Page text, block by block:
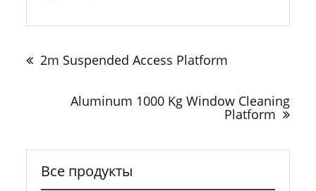
записям
2m Suspended Access Platform
Aluminum 1000 Kg Window Cleaning
Platform
Все продукты